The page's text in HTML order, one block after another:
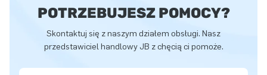
POTRZEBUJESZ POMOCY?
Skontaktuj się z naszym działem obsługi. Nasz
przedstawiciel handlowy JB z chęcią ci pomoże.